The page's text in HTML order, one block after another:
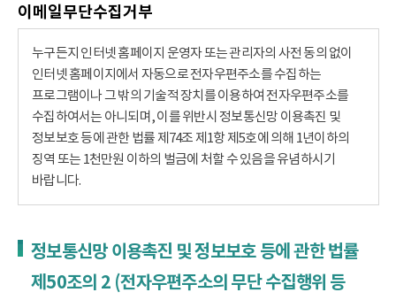
이메일무단수집거부
누구든지 인터넷 홈페이지 운영자 또는 관리자의 사전 동의 없이
인터넷 홈페이지에서 자동으로 전자우편주소를 수집하는
프로그램이나 그 밖의 기술적 장치를 이용하여 전자우편주소를
수집하여서는 아니되며, 이를 위반시 정보통신망 이용촉진 및
정보보호 등에 관한 법률 제74조 제1항 제5호에 의해 1년이하의
징역 또는 1천만원 이하의 벌금에 처할 수 있음을 유념하시기
바랍니다.
정보통신망 이용촉진 및 정보보호 등에 관한 법률
제50조의 2 (전자우편주소의 무단 수집행위 등